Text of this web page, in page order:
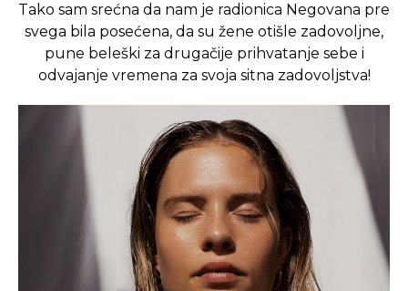
Tako sam srećna da nam je radionica Negovana pre
svega bila posećena, da su žene otišle zadovoljne,
pune beleški za drugačije prihvatanje sebe i
odvajanje vremena za svoja sitna zadovoljstva!